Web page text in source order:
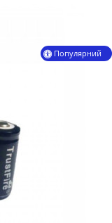
Популярний